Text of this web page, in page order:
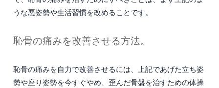
うな悪姿勢や生活習慣を改めることです。
恥骨の痛みを改善させる方法。
恥骨の痛みを自力で改善させるには、上記であげた立ち姿
勢や座り姿勢を今すぐやめ、歪んだ骨盤を治すための体操